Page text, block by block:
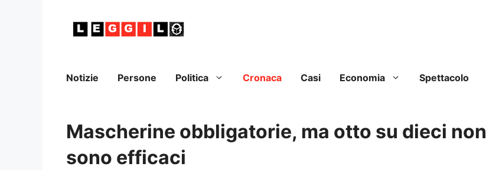
Notizie Persone Politica Cronaca Casi Economia Spettacolo
Mascherine obbligatorie, ma otto su dieci non
sono efficaci